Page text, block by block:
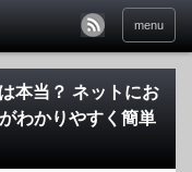
menu
本当？ ネットにお
わかりやすく簡単